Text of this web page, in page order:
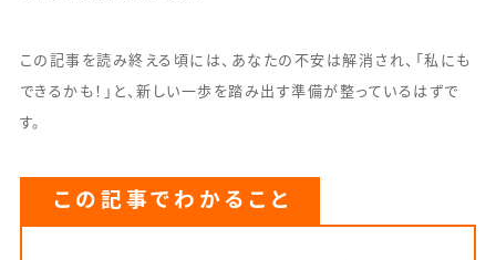
この記事を読み終える頃には、あなたの不安は解消され、「私にも
できるかも！」と、新しい一歩を踏み出す準備が整っているはずで
す。
この記事でわかること